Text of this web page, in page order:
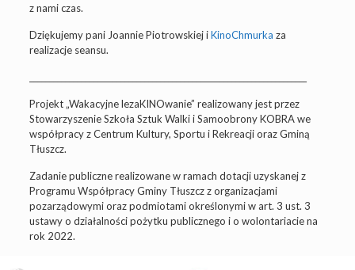
z nami czas.
Dziękujemy pani Joannie Piotrowskiej iKinoChmurka za
realizacje seansu.
Projekt „Wakacyjne lezaKINOwanie” realizowany jest przez
Stowarzyszenie Szkoła Sztuk Walki i Samoobrony KOBRA we
współpracy z Centrum Kultury, Sportu i Rekreacji oraz Gminą
Tłuszcz.
Zadanie publiczne realizowane w ramach dotacji uzyskanej z
Programu Współpracy Gminy Tłuszcz z organizacjami
pozarządowymi oraz podmiotami określonymi w art. 3 ust. 3
ustawy o działalności pożytku publicznego i o wolontariacie na
rok 2022.